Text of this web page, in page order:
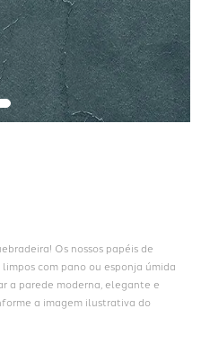
Os nossos papéis de
com pano ou esponja úmida
a parede moderna, elegante e
a imagem ilustrativa do